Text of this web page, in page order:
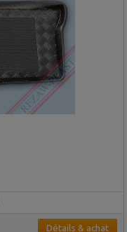
Détails & achat